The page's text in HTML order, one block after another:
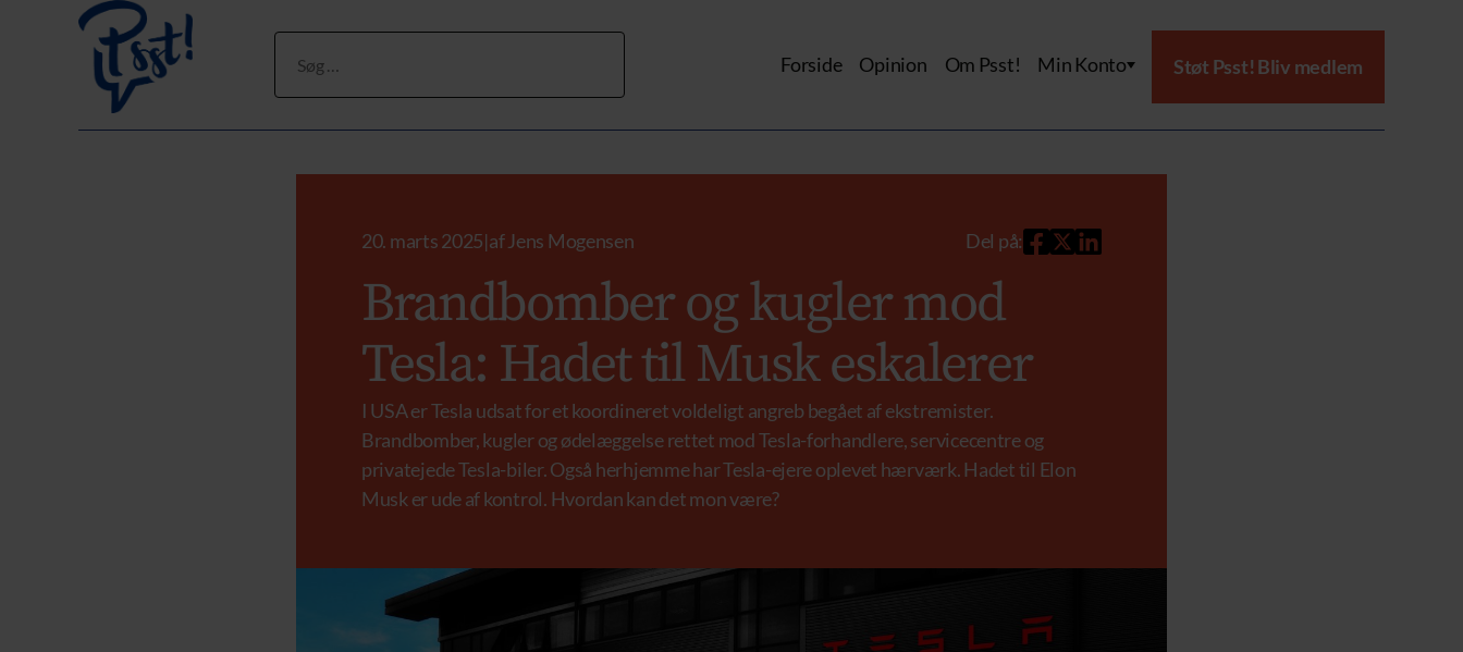
Søg
efter:
Forside Opinion Om Psst! Min Konto Støt Psst! Bliv medlem
20. marts 2025|af Jens Mogensen Del på:
Brandbomber og kugler mod
Tesla: Hadet til Musk eskalerer
I USA er Tesla udsat for et koordineret voldeligt angreb begået af ekstremister.
Brandbomber, kugler og ødelæggelse rettet mod Tesla-forhandlere, servicecentre og
privatejede Tesla-biler. Også herhjemme har Tesla-ejere oplevet hærværk. Hadet til Elon
Musk er ude af kontrol. Hvordan kan det mon være?